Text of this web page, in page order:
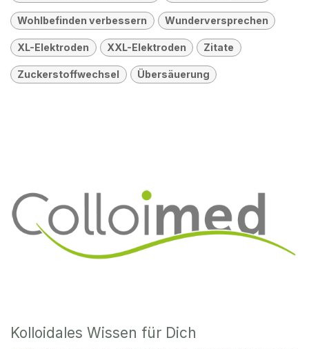
Wohlbefinden verbessern Wunderversprechen
XL-Elektroden XXL-Elektroden Zitate
Zuckerstoffwechsel Übersäuerung
Kolloidales Wissen für Dich